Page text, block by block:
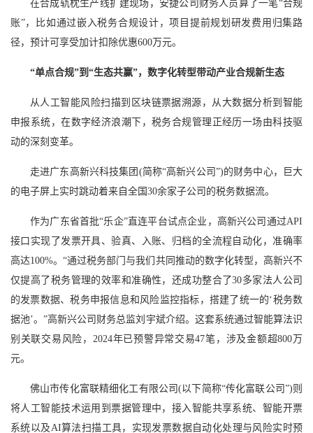
在合成轨枕生产线扩建现场，安捷公司财务人员算了一笔“合规
账”，比如通过嵌入税务合规设计，项目提前规划研发费用归集路
径，预计可享受加计扣除优惠600万元。
“单点合规”到“生态共赢”，数字化转型带动产业合规新生态
从人工智能风险扫描到区块链票据溯源，从大数据分析到智能
申报系统，在数字经济浪潮下，税务合规管理正经历一场由科技驱
动的深刻变革。
走进广东高新兴科技集团(简称“高新兴公司”)的财务中心，巨大
的电子屏上实时跳动着来自全国30余家子公司的税务数据流。
作为广东省首批“乐企”直连平台试点企业，高新兴公司通过API
接口实现了发票开具、验真、入账、归档的全流程自动化，准确率
高达100%。“通过税务部门与我们共同推动的数字化转型，高新兴不
仅提高了税务管理的效率和准确性，还成功整合了30多家法人公司
的发票数据、税务申报信息和风险监控指标，搭建了统一的‘税务数
据池’。”高新兴公司财务总监刘宇斌介绍。这套系统通过智能算法识
别关联交易风险，2024年已预警异常交易47笔，涉及金额超800万
元。
佛山市传化富联精细化工有限公司(以下简称“传化富联公司”)则
将人工智能技术运用到票据管理中，接入智能共享系统、智能开票
系统以及AI算法扫描工具，实现发票数据自动化处理与风险实时预